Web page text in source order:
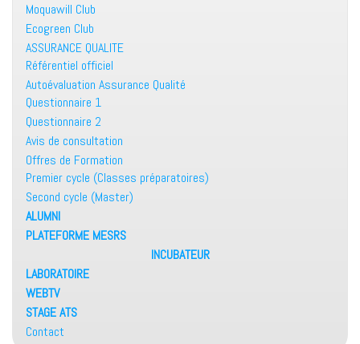
Moquawill Club
Ecogreen Club
ASSURANCE QUALITE
Référentiel officiel
Autoévaluation Assurance Qualité
Questionnaire 1
Questionnaire 2
Avis de consultation
Offres de Formation
Premier cycle (Classes préparatoires)
Second cycle (Master)
ALUMNI
PLATEFORME MESRS
INCUBATEUR
LABORATOIRE
WEBTV
STAGE ATS
Contact